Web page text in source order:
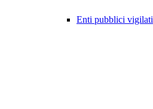
Enti pubblici vigilati